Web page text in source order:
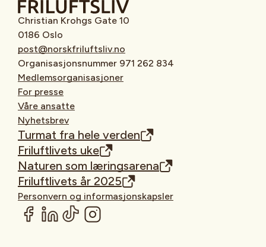
Christian Krohgs Gate 10
0186 Oslo
post@norskfriluftsliv.no
Organisasjonsnummer 971 262 834
Medlemsorganisasjoner
For presse
Våre ansatte
Nyhetsbrev
Turmat fra hele verden
Friluftlivets uke
Naturen som læringsarena
Friluftlivets år 2025
Personvern og informasjonskapsler